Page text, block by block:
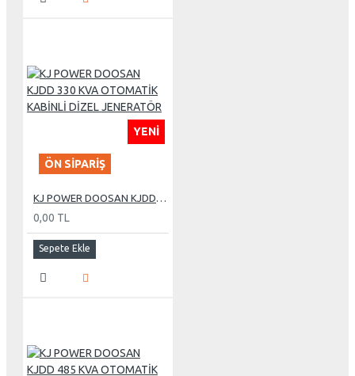
YENI
ÖN SIPARIŞ
KJ POWER DOOSAN KJDD 330 KVA OTOMATİK KABİNLİ DİZEL JENERATÖR
0,00 TL
Sepete Ekle